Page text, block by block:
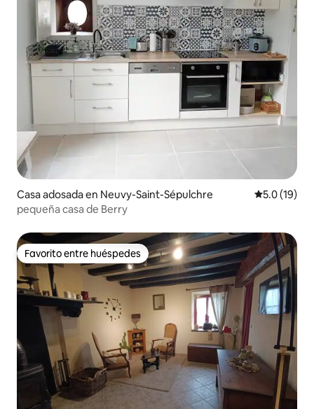
Casa adosada en Neuvy-Saint-Sépulchre Calificación
5.0 (19)
pequeña casa de Berry
Favorito entre huéspedes
Favorito entre huéspedes